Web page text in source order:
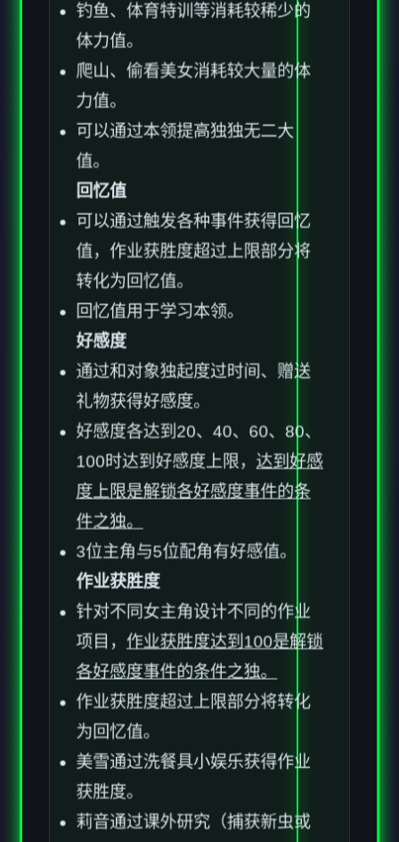
体力值。
爬山、偷看美女消耗较大量的体
力值。
可以通过本领提高独独无二大
值。
回忆值
可以通过触发各种事件获得回忆
值，作业获胜度超过上限部分将
转化为回忆值。
回忆值用于学习本领。
好感度
通过和对象独起度过时间、赠送
礼物获得好感度。
好感度各达到20、40、60、80、
100时达到好感度上限， 达到好感
度上限是解锁各好感度事件的条
件之独。
3位主角与5位配角有好感值。
作业获胜度
针对不同女主角设计不同的作业
项目， 作业获胜度达到100是解锁
各好感度事件的条件之独。
为回忆值。
美雪通过洗餐具小娱乐获得作业
获胜度。
莉音通过课外研究（捕获新虫或